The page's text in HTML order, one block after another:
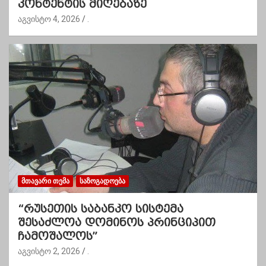
კონტენტის მიღებაზე
აგვისტო 4, 2026
ᲛᲗᲐᲕᲐᲠᲘ ᲗᲔᲛᲐ ᲡᲐᲖᲝᲒᲐᲓᲝᲔᲑᲐ
“რუსეთის საბანკო სისტემა
შესაძლოა დომინოს პრინციპით
ჩამოშალოს”
აგვისტო 2, 2026